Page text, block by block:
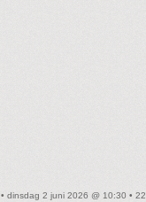
• dinsdag 2 juni 2026 @ 10:30 • 22